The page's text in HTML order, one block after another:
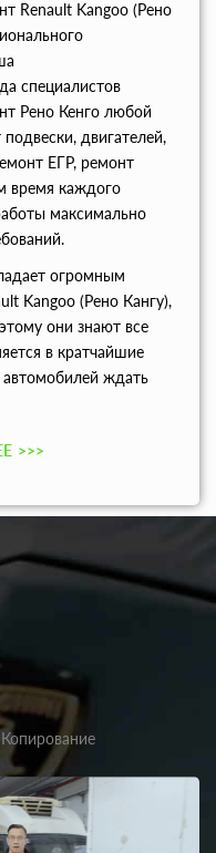
Renault Kangoo (Рено
специалистов
Рено Кенго любой
двигателей,
ЕГР, ремонт
время каждого
максимально
огромным
Kangoo (Рено Кангу),
они знают все
в кратчайшие
автомобилей ждать
>>>